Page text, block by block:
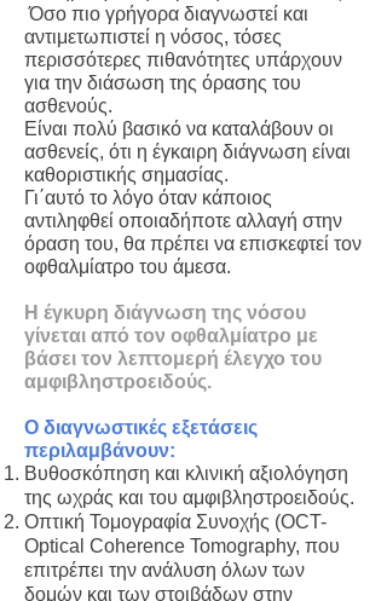
Όσο πιο γρήγορα διαγνωστεί και
αντιμετωπιστεί η νόσος, τόσες
περισσότερες πιθανότητες υπάρχουν
για την διάσωση της όρασης του
ασθενούς.
Είναι πολύ βασικό να καταλάβουν οι
ασθενείς, ότι η έγκαιρη διάγνωση είναι
καθοριστικής σημασίας.
Γι΄αυτό το λόγο όταν κάποιος
αντιληφθεί οποιαδήποτε αλλαγή στην
όραση του, θα πρέπει να επισκεφτεί τον
οφθαλμίατρο του άμεσα.
Η έγκυρη διάγνωση της νόσου
γίνεται από τον οφθαλμίατρο με
βάσει τον λεπτομερή έλεγχο του
αμφιβληστροειδούς.
Ο διαγνωστικές εξετάσεις
περιλαμβάνουν:
Βυθοσκόπηση και κλινική αξιολόγηση
της ωχράς και του αμφιβληστροειδούς.
Οπτική Τομογραφία Συνοχής (OCT-
Optical Coherence Tomography, που
επιτρέπει την ανάλυση όλων των
δομών και των στοιβάδων στην